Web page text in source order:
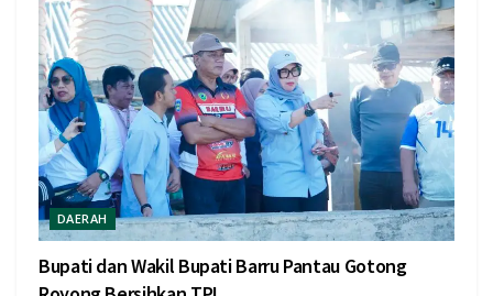
DAERAH
Bupati dan Wakil Bupati Barru Pantau Gotong